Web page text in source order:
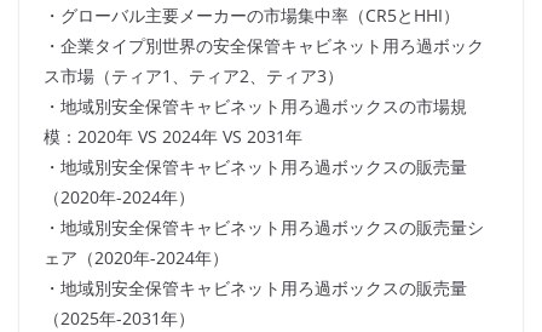
・グローバル主要メーカーの市場集中率（CR5とHHI）
・企業タイプ別世界の安全保管キャビネット用ろ過ボック
ス市場（ティア1、ティア2、ティア3）
・地域別安全保管キャビネット用ろ過ボックスの市場規
模：2020年 VS 2024年 VS 2031年
・地域別安全保管キャビネット用ろ過ボックスの販売量
（2020年-2024年）
・地域別安全保管キャビネット用ろ過ボックスの販売量シ
ェア（2020年-2024年）
・地域別安全保管キャビネット用ろ過ボックスの販売量
（2025年-2031年）